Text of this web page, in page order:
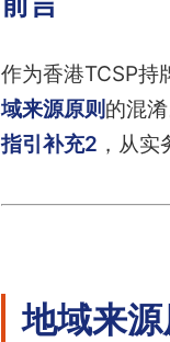
作为香港TCSP持
域来源原则 的混
指引补充2 ，从
地域来